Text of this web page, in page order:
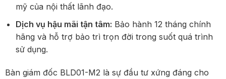
mỹ của nội thất lãnh đạo.
Dịch vụ hậu mãi tận tâm: Bảo hành 12 tháng chính
hãng và hỗ trợ bảo trì trọn đời trong suốt quá trình
sử dụng.
Bàn giám đốc BLD01-M2 là sự đầu tư xứng đáng cho